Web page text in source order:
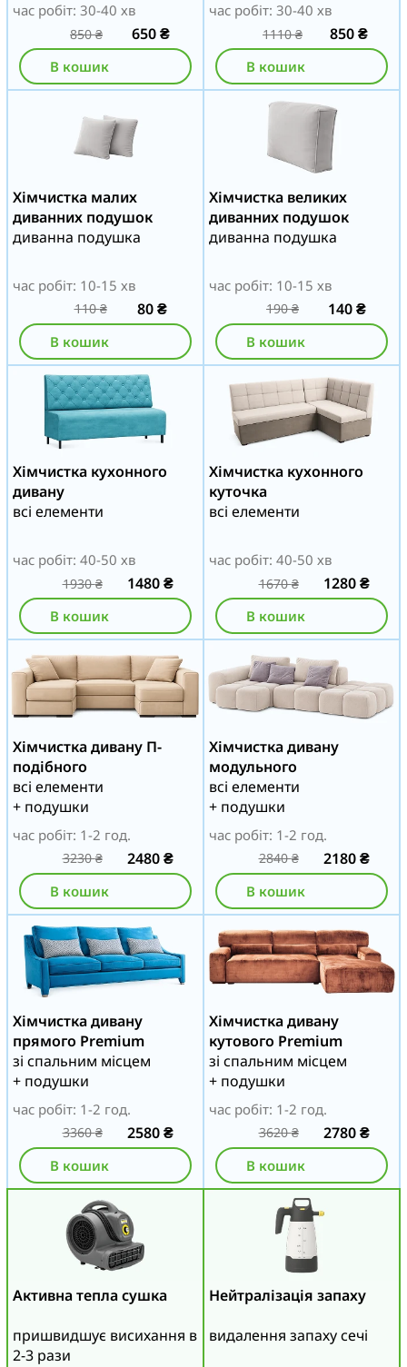
час робіт: 30-40 хв
850₴ 650₴
В кошик
час робіт: 30-40 хв
1110₴ 850₴
В кошик
Хімчистка малих
диванних подушок
диванна подушка
час робіт: 10-15 хв
110₴ 80₴
В кошик
Хімчистка великих
диванних подушок
диванна подушка
час робіт: 10-15 хв
190₴ 140₴
В кошик
Хімчистка кухонного
дивану
всі елементи
час робіт: 40-50 хв
1930₴ 1480₴
В кошик
Хімчистка кухонного
куточка
всі елементи
час робіт: 40-50 хв
1670₴ 1280₴
В кошик
Хімчистка дивану П-
подібного
всі елементи
+ подушки
час робіт: 1-2 год.
3230₴ 2480₴
В кошик
Хімчистка дивану
модульного
всі елементи
+ подушки
час робіт: 1-2 год.
2840₴ 2180₴
В кошик
Хімчистка дивану
прямого Premium
зі спальним місцем
+ подушки
час робіт: 1-2 год.
3360₴ 2580₴
В кошик
Хімчистка дивану
кутового Premium
зі спальним місцем
+ подушки
час робіт: 1-2 год.
3620₴ 2780₴
В кошик
Активна тепла сушка
пришвидшує висихання в
2-3 рази
Нейтралізація запаху
видалення запаху сечі